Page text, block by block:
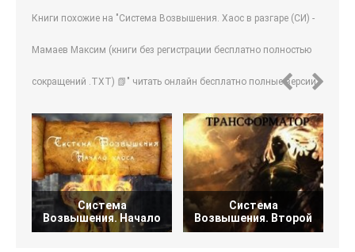
Книги похожие на "Система Возвышения. Хаос в разгаре (СИ) -
Мамаев Максим (книги без регистрации бесплатно полностью
сокращений .TXT) 📗" читать онлайн бесплатно полные версии.
Система
Возвышения. Начало
Система
Возвышения. Второй